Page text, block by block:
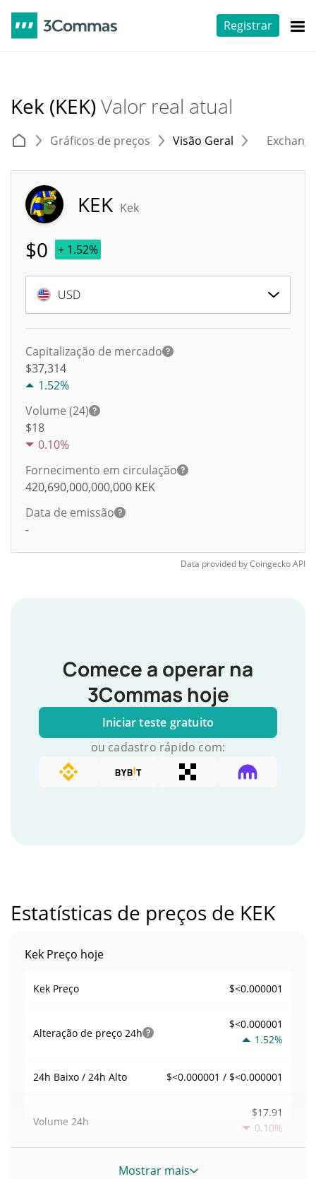
Registrar
Kek (KEK)Valor real atual
Gráficos de preços Visão Geral
KEK Kek
$0 + 1.52%
USD
Capitalização de mercado
$37,314
1.52%
Volume (24)
$18
0.10%
Fornecimento em circulação
420,690,000,000,000 KEK
Data de emissão
-
Data provided byCoingeckoAPI
Comece a operar na
3Commas hoje
Iniciar teste gratuito
ou cadastro rápido com:
Estatísticas de preços de KEK
Kek Preço hoje
Kek Preço $<0.000001
Alteração de preço 24h
$<0.000001
1.52%
24h Baixo / 24h Alto $<0.000001 / $<0.000001
Volume 24h
$17.91
0.10%
Volume / Limite deMostrar mais